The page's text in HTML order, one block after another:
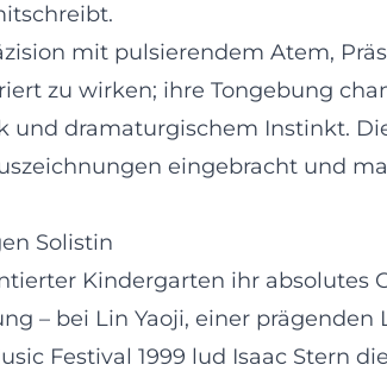
mit pulsierendem Atem,
zu wirken; ihre Tongebung
dramaturgischem Instinkt.
eingebracht und
Solistin
Kindergarten ihr absolutes
– bei Lin Yaoji, einer
Festival 1999 lud Isaac Stern